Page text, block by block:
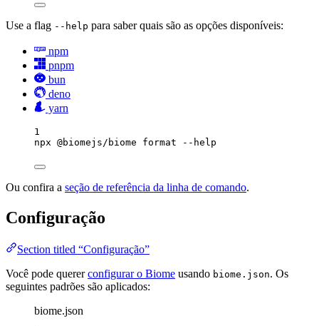
Use a flag --help para saber quais são as opções disponíveis:
npm
pnpm
bun
deno
yarn
1
npx @biomejs/biome format --help
Ou confira a seção de referência da linha de comando.
Configuração
Section titled “Configuração”
Você pode quererconfigurar o Biome usando biome.json. Os
seguintes padrões são aplicados:
biome.json